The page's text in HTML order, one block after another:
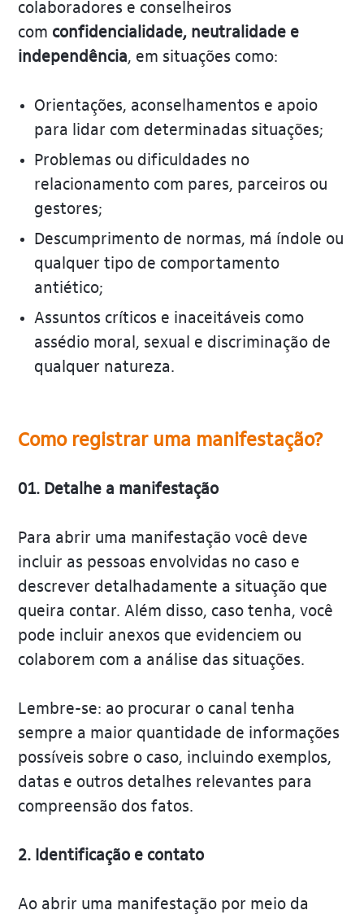
colaboradores e conselheiros
com confidencialidade, neutralidade e
independência, em situações como:
Orientações, aconselhamentos e apoio
para lidar com determinadas situações;
Problemas ou dificuldades no
relacionamento com pares, parceiros ou
gestores;
Descumprimento de normas, má índole ou
qualquer tipo de comportamento
antiético;
Assuntos críticos e inaceitáveis como
assédio moral, sexual e discriminação de
qualquer natureza.
Como registrar uma manifestação?
01. Detalhe a manifestação
Para abrir uma manifestação você deve
incluir as pessoas envolvidas no caso e
descrever detalhadamente a situação que
queira contar. Além disso, caso tenha, você
pode incluir anexos que evidenciem ou
colaborem com a análise das situações.
Lembre-se: ao procurar o canal tenha
sempre a maior quantidade de informações
possíveis sobre o caso, incluindo exemplos,
datas e outros detalhes relevantes para
compreensão dos fatos.
2. Identificação e contato
Ao abrir uma manifestação por meio da